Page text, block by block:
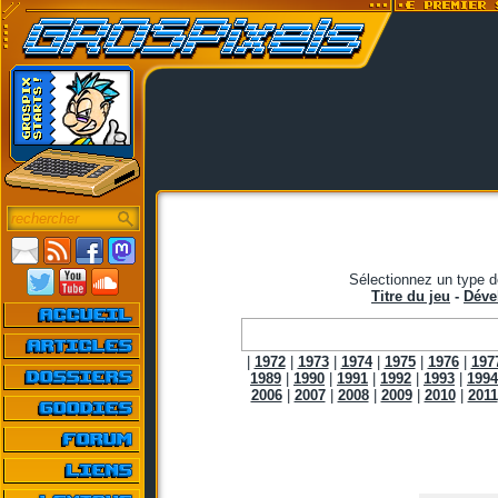
Sélectionnez un type
Titre du jeu -
1972| 1973| 1974| 1975| 1976|
1989
1990 1991 1992 1993
1994
2006| 2007| 2008| 2009| 2010| 2011